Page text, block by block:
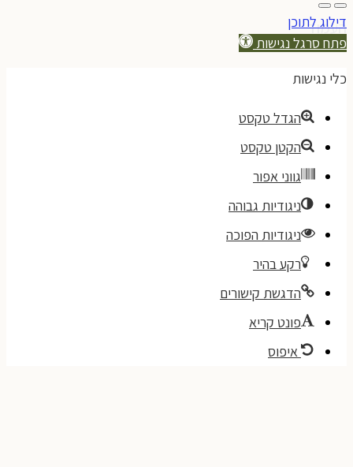
העמוד
דילוג לתוכן
פתח סרגל נגישות
כלי נגישות
הגדל טקסט
הקטן טקסט
גווני אפור
ניגודיות גבוהה
ניגודיות הפוכה
רקע בהיר
הדגשת קישורים
פונט קריא
איפוס